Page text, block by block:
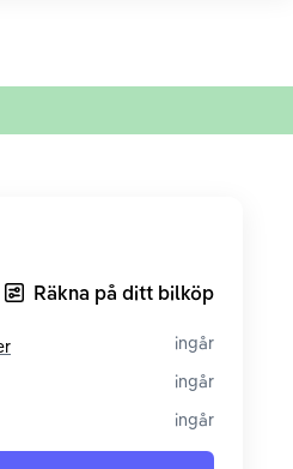
example
Räkna på ditt bilköp
ingår
ingår
ingår